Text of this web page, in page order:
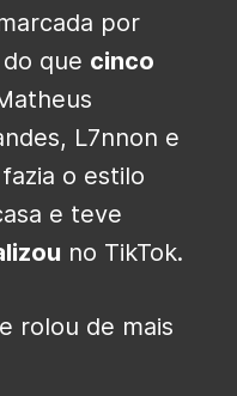
por
que cinco
L7nnon e
o estilo
e teve
no TikTok.
rolou de mais